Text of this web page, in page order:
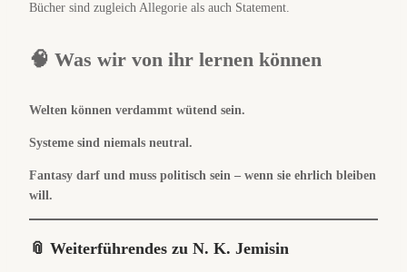
Bücher sind zugleich Allegorie als auch Statement.
🧠 Was wir von ihr lernen können
Welten können verdammt wütend sein.
Systeme sind niemals neutral.
Fantasy darf und muss politisch sein – wenn sie ehrlich bleiben
will.
📎 Weiterführendes zu N. K. Jemisin